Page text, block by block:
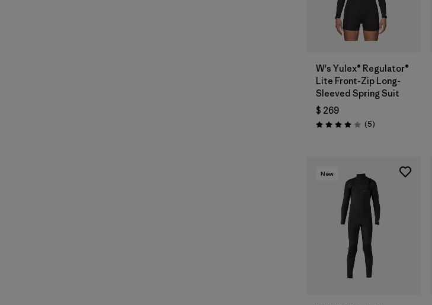
W's Yulex® Regulator®
Lite Front-Zip Long-
Sleeved Spring Suit
$ 269
Valoración: 4.0 / 5
(5Comentarios
)
New